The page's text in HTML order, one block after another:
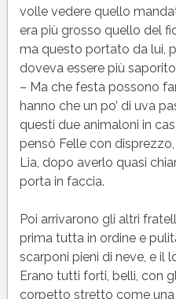
volle vedere quello
era più grosso quello del
ma questo portato da lui,
doveva essere più
– Ma che festa possono
hanno che un po’ di uva
questi due animaloni in
pensò Felle con
Lia, dopo averlo quasi
porta in faccia.
Poi arrivarono gli altri
prima tutta in ordine e
scarponi pieni di neve, e il
Erano tutti forti, belli, con
corpetto stretto come una